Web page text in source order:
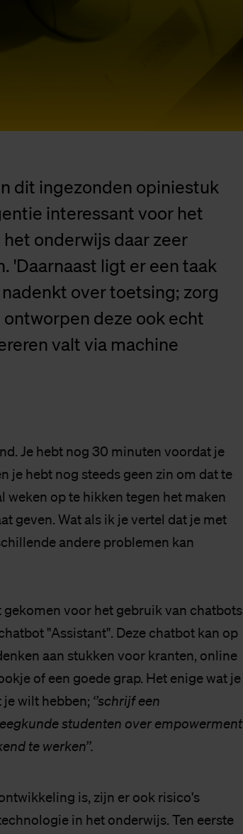
dit ingezonden opiniestuk
interessant voor het
onderwijs daar zeer
'Daarnaast ligt er een taak
over toetsing; zorg
deze ook echt
valt via machine
Je hebt nog 30 minuten voordat je
je hebt nog steeds geen zin om dat te
weken op te hikken tegen het maken
geven. Wat als ik je vertel dat je met
andere problemen kan
gekomen voor het gebruik van chatbots
"Assistant". Deze chatbot kan op
aan stukken voor kranten, online
of een goede grap. Het enige wat je
je wilt hebben; ‘’schrijf een
studenten over empowerment
te werken’’.
is, zijn er ook risico's
in het onderwijs. Ten eerste